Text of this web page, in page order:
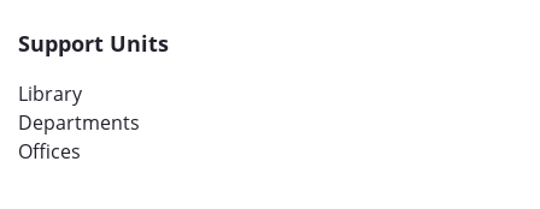
Support Units
Library
Departments
Offices